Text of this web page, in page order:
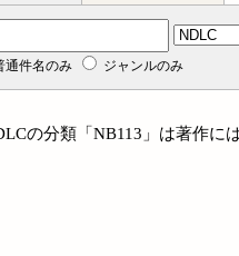
通件名のみ ジャンルのみ
の分類「NB113」は著作に